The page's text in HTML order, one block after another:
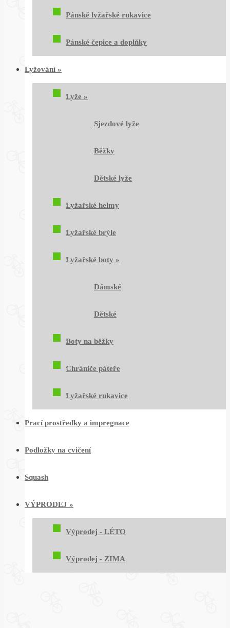
Pánské lyžařské rukavice
Pánské čepice a doplňky
Lyžování »
Lyže »
Sjezdové lyže
Běžky
Dětské lyže
Lyžařské helmy
Lyžařské brýle
Lyžařské boty »
Dámské
Dětské
Boty na běžky
Chrániče páteře
Lyžařské rukavice
Prací prostředky a impregnace
Podložky na cvičení
Squash
VÝPRODEJ »
Výprodej - LÉTO
Výprodej - ZIMA